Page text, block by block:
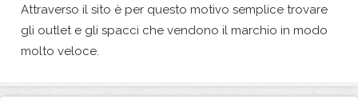
Attraverso il sito è per questo motivo semplice trovare
gli outlet e gli spacci che vendono il marchio in modo
molto veloce.